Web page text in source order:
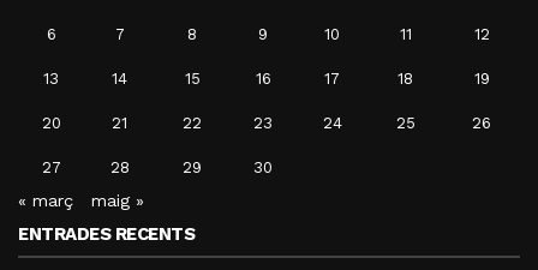
6 7 8 9 10 11 12
13 14 15 16 17 18 19
20 21 22 23 24 25 26
27 28 29 30
« març maig »
ENTRADES RECENTS